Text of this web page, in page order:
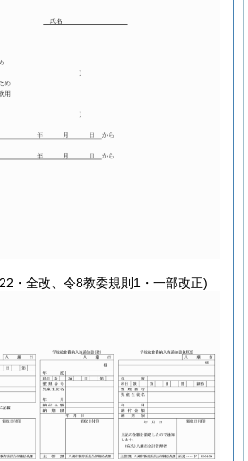
・全改、令8教委規則1・一部改正)